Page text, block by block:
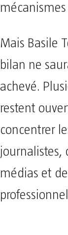
Mais Basile
bilan ne
achevé.
restent
concentrer
journalistes,
médias et